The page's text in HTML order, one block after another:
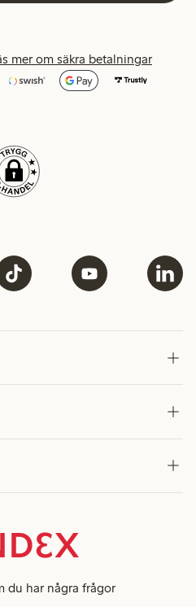
mer om säkra betalningar
du har några frågor